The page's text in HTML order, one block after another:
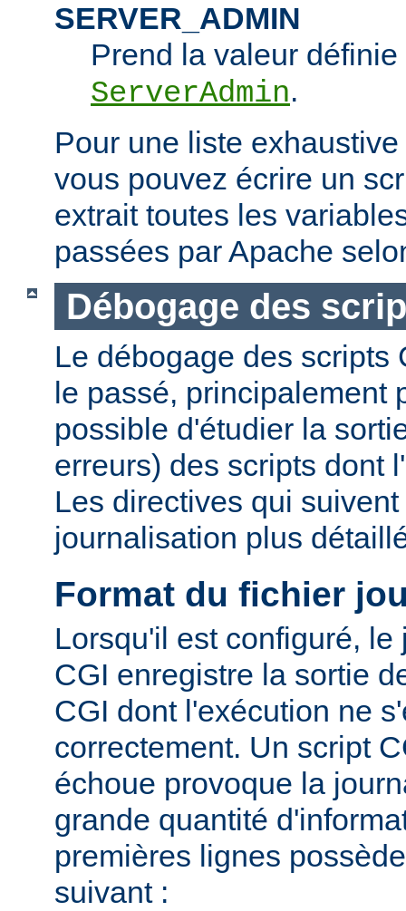
SERVER_ADMIN
Prend la valeur
ServerAdmin.
Pour une liste
vous pouvez écrire un
extrait toutes les
passées par Apache
Débogage des
Le débogage des scripts
le passé, principalement
possible d'étudier la
erreurs) des scripts dont
Les directives qui
journalisation plus
Format du fichier
Lorsqu'il est configuré,
CGI enregistre la sortie
CGI dont l'exécution ne
correctement. Un script
échoue provoque la
grande quantité
premières lignes
suivant :